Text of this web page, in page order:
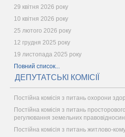
29 квітня 2026 року
10 квітня 2026 року
25 лютого 2026 року
12 грудня 2025 року
19 листопада 2025 року
Повний список...
ДЕПУТАТСЬКІ КОМІСІЇ
Постійна комісія з питань охорони
Постійна комісія з питань
регулювання земельних правовідносин
Постійна комісія з питань житлово-